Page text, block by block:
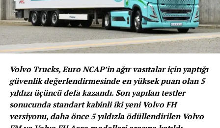
müthiş bir fırsat sunuyor. Dünyanın dört bir yanındaki
tutkulu futbolseverlere yönelik hazırladığımız bazı
heyecan verici yeni girişimleri açıklamak için
sabırsızlanıyoruz.”
Premier Lig CEO’su Richard Masters
ise iş birliğini şu
sözlerle değerlendirdi: “En bilinen futbol ve spor
müsabakalarından bazılarını destekleme konusunda
gurur verici mirasa sahip bir marka olan Castrol ile iş
birliği yapmanın heyecanını yaşıyoruz. Castrol, tam
anlamıyla uluslararası bir marka ve biz de dünyanın dört
Volvo Trucks, Euro NCAP’in ağır vasıtalar için yaptığı
güvenlik değerlendirmesinde en yüksek puan olan 5
yıldızı üçüncü defa kazandı. Son yapılan testler
sonucunda standart kabinli iki yeni Volvo FH
versiyonu, daha önce 5 yıldızla ödüllendirilen Volvo